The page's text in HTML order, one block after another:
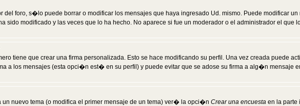
del foro, s�lo puede borrar o modificar los mensajes que haya ingresado Ud. mismo. Puede modificar
sido modificado y las veces que lo ha hecho. No aparece si fue un moderador o el administrador el
tiene que crear una firma personalizada. Esto se hace modificando su perfil. Una vez creada puede
a los mensajes (esta opci�n est� en su perfil) y puede evitar que se adose su firma a alg�n mensaje
nuevo tema (o modifica el primer mensaje de un tema) ver� la opci�n Crear una encuesta en la parte